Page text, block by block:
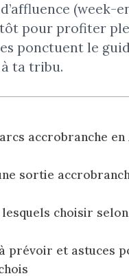
(week-
pour profiter
ponctuent le
ta tribu.
accrobranche
sortie
choisir selon
prévoir et astuces